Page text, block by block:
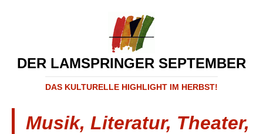
DER LAMSPRINGER SEPTEMBER
DAS KULTURELLE HIGHLIGHT IM HERBST!
Musik, Literatur, Theater,